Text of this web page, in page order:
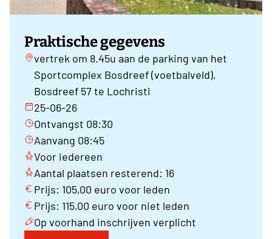
Praktische gegevens
vertrek om 8.45u aan de parking van het
Sportcomplex Bosdreef (voetbalveld),
Bosdreef 57 te Lochristi
25-06-26
Ontvangst 08:30
Aanvang 08:45
Voor iedereen
Aantal plaatsen resterend: 16
Prijs: 105,00 euro voor leden
Prijs: 115,00 euro voor niet leden
Op voorhand inschrijven verplicht